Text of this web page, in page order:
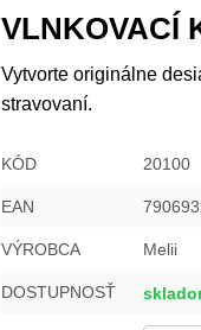
VLNKOVACÍ
Vytvorte originálne
stravovaní.
KÓD 20100
EAN
VÝROBCA Melii
DOSTUPNOSŤ